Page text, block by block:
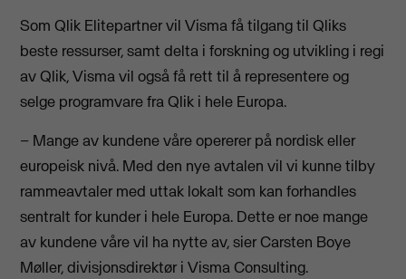
Som Qlik Elitepartner vil Visma få tilgang til Qliks
beste ressurser, samt delta i forskning og utvikling i regi
av Qlik, Visma vil også få rett til å representere og
selge programvare fra Qlik i hele Europa.
– Mange av kundene våre opererer på nordisk eller
europeisk nivå. Med den nye avtalen vil vi kunne tilby
rammeavtaler med uttak lokalt som kan forhandles
sentralt for kunder i hele Europa. Dette er noe mange
av kundene våre vil ha nytte av, sier Carsten Boye
Møller, divisjonsdirektør i Visma Consulting.